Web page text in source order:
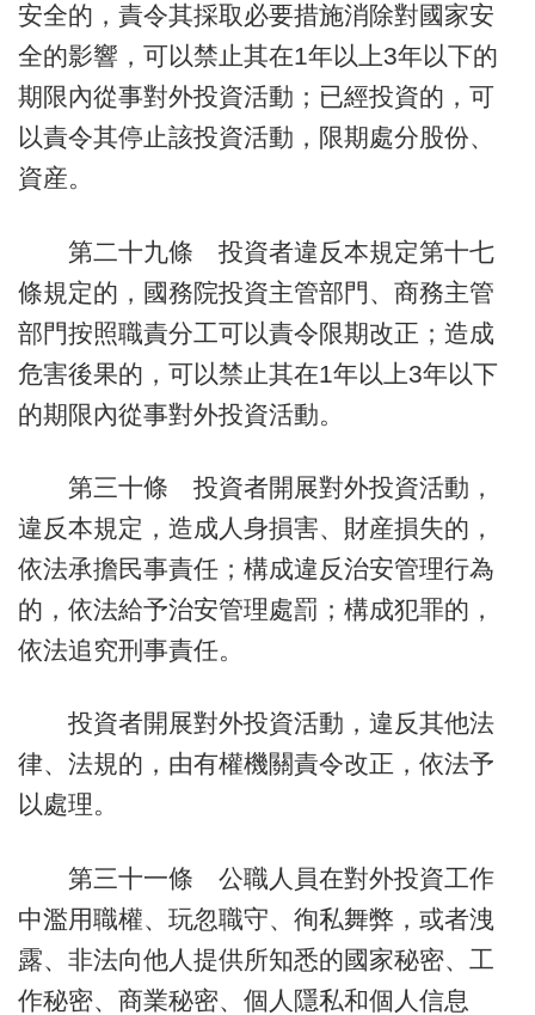
安全的，責令其採取必要措施消除對國家安
全的影響，可以禁止其在1年以上3年以下的
期限內從事對外投資活動；已經投資的，可
以責令其停止該投資活動，限期處分股份、
資産。
第二十九條 投資者違反本規定第十七
條規定的，國務院投資主管部門、商務主管
部門按照職責分工可以責令限期改正；造成
危害後果的，可以禁止其在1年以上3年以下
的期限內從事對外投資活動。
第三十條 投資者開展對外投資活動，
違反本規定，造成人身損害、財産損失的，
依法承擔民事責任；構成違反治安管理行為
的，依法給予治安管理處罰；構成犯罪的，
依法追究刑事責任。
投資者開展對外投資活動，違反其他法
律、法規的，由有權機關責令改正，依法予
以處理。
第三十一條 公職人員在對外投資工作
中濫用職權、玩忽職守、徇私舞弊，或者洩
露、非法向他人提供所知悉的國家秘密、工
作秘密、商業秘密、個人隱私和個人信息